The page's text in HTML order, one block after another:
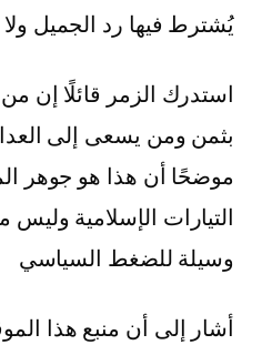
يُشترط فيها رد الجميل ولا
استدرك الزمر قائلًا إن
بثمن ومن يسعى إلى
موضحًا أن هذا هو جوهر
التيارات الإسلامية
وسيلة للضغط السياسي
أشار إلى أن منبع هذا